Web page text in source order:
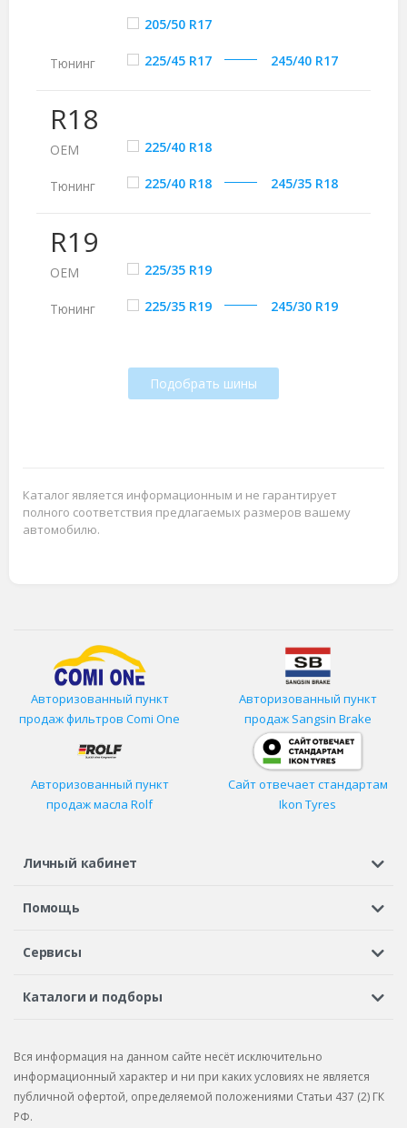
205/50 R17
Тюнинг 225/45 R17 245/40 R17
R18
ОЕМ 225/40 R18
Тюнинг 225/40 R18 245/35 R18
R19
ОЕМ 225/35 R19
Тюнинг 225/35 R19 245/30 R19
Подобрать шины
Каталог является информационным и не гарантирует
полного соответствия предлагаемых размеров вашему
автомобилю.
Авторизованный пункт
продаж фильтров Comi One
Авторизованный пункт
продаж Sangsin Brake
Авторизованный пункт
продаж масла Rolf
Сайт отвечает стандартам
Ikon Tyres
Личный кабинет
Регистрация или вход
Помощь
Шины в кредит
Сервисы
Автосервисы
Бонусная программа
Рекламации по услугам
Каталоги и подборы
Подбор запчастей
Каталог запчастей
Вся информация на данном сайте несёт исключительно
информационный характер и ни при каких условиях не является
публичной офертой, определяемой положениями Статьи 437 (2) ГК
РФ.